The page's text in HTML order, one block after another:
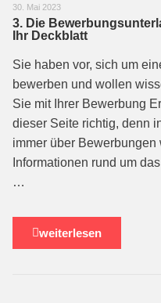
30. Mai 2023
3. Die
Ihr Deckblatt
Sie haben vor, sich um
bewerben und wollen
Sie mit Ihrer Bewerbung
dieser Seite richtig, denn
immer über
Informationen rund um
…
weiterlesen